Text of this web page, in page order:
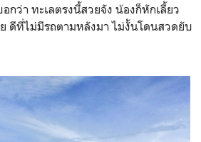
กว่า ทะเลตรงนี้สวยจัง น้องก็หักเลี้ยว
ย ดีที่ไม่มีรถตามหลังมา ไม่งั้นโดนสวดยับ